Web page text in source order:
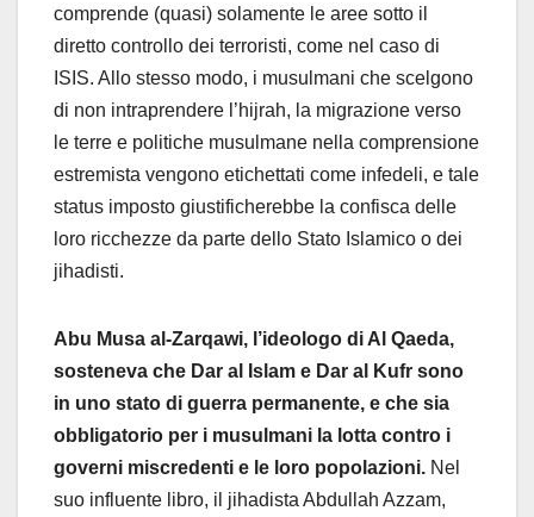
comprende (quasi) solamente le aree sotto il
diretto controllo dei terroristi, come nel caso di
ISIS. Allo stesso modo, i musulmani che scelgono
di non intraprendere l’hijrah, la migrazione verso
le terre e politiche musulmane nella comprensione
estremista vengono etichettati come infedeli, e tale
status imposto giustificherebbe la confisca delle
loro ricchezze da parte dello Stato Islamico o dei
jihadisti.
Abu Musa al-Zarqawi, l’ideologo di Al Qaeda,
sosteneva che Dar al Islam e Dar al Kufr sono
in uno stato di guerra permanente, e che sia
obbligatorio per i musulmani la lotta contro i
governi miscredenti e le loro popolazioni. Nel
suo influente libro, il jihadista Abdullah Azzam,